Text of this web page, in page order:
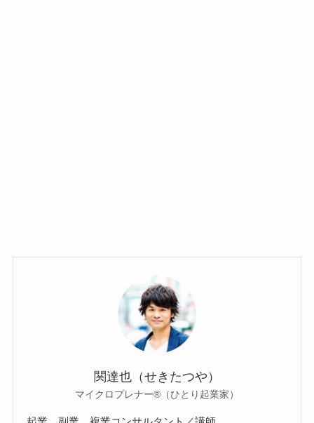
関達也（せきたつや）
マイクロプレナー®（ひとり起業家）